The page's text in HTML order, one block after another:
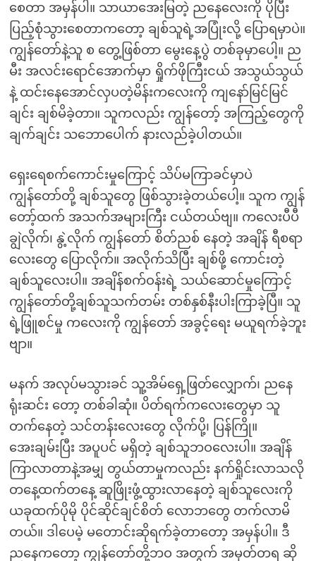
စေတာ အမှန်ပါ။ သာယာအေးမြတဲ့ ညနေလေးကို ပိုပြီး
ပြည့်စုံသွားစေတာကတော့ ချစ်သူရဲ့အပြုံးလို့ ပြောရမှာပဲ။
ကျွန်တော်နဲ့သူ စ တွေ့ဖြစ်တာ မွေးနေ့ပွဲ တစ်ခုမှာပေါ့။ ည
မီး အလင်းရောင်အောက်မှာ ရှိုက်ဖိုကြီးငယ် အသွယ်သွယ်
နဲ့ ထင်းနေအောင်လှပတဲ့မိန်းကလေးကို ကျနော်မြင်မြင်
ချင်း ချစ်မိခဲ့တာ။ သူကလည်း ကျွန်တော့် အကြည့်တွေကို
ချက်ချင်း သဘောပေါက် နားလည်ခဲ့ပါတယ်။
ရှေးရေစက်ကောင်းမှုကြောင့် သိပ်မကြာခင်မှာပဲ
ကျွန်တော်တို့ ချစ်သူတွေ ဖြစ်သွားခဲ့တယ်ပေါ့။ သူက ကျွန်
တော့်ထက် အသက်အများကြီး ငယ်တယ်ဗျ။ ကလေးပီပီ
ချွဲလိုက်၊ နွဲ့လိုက် ကျွန်တော် စိတ်ညစ် နေတဲ့ အချိန် ရီစရာ
လေးတွေ ပြောလိုက်။ အလိုက်သိပြီး ချစ်ဖို့ ကောင်းတဲ့
ချစ်သူလေးပါ။ အချိန်စက်ဝန်းရဲ့ သယ်ဆောင်မှုကြောင့်
ကျွန်တော်တို့ချစ်သူသက်တမ်း တစ်နှစ်နီးပါးကြာခဲ့ပြီ။ သူ
ရဲ့ဖြူစင်မှု ကလေးကို ကျွန်တော် အခွင့်ရေး မယူရက်ခဲ့ဘူး
ဗျာ။
မနက် အလုပ်မသွားခင် သူ့အိမ်ရှေ့ဖြတ်လျှောက်၊ ညနေ
ရုံးဆင်း တော့ တစ်ခါဆုံ။ ပိတ်ရက်ကလေးတွေမှာ သူ
တက်နေတဲ့ သင်တန်းလေးတွေ လိုက်ပို့၊ ပြန်ကြို။
အေးချမ်းပြီး အပူပင် မရှိတဲ့ ချစ်သူဘဝလေးပါ။ အချိန်
ကြာလာတာနဲ့အမျှ တွယ်တာမှုကလည်း နက်ရှိုင်းလာသလို
တနေ့ထက်တနေ့ ဆူဖြိုးဖွံ့ထွားလာနေတဲ့ ချစ်သူလေးကို
ယခုထက်ပိုမို ပိုင်ဆိုင်ချင်စိတ် လောဘတွေ တက်လာမိ
တယ်။ ဒါပေမဲ့ မတောင်းဆိုရက်ခဲ့တာတော့ အမှန်ပါ။ ဒီ
ညနေကတော့ ကျွန်တော်တို့ဘဝ အတွက် အမှတ်တရ ဆို